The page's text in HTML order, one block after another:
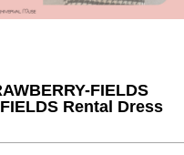
FIELDS
Rental Dress